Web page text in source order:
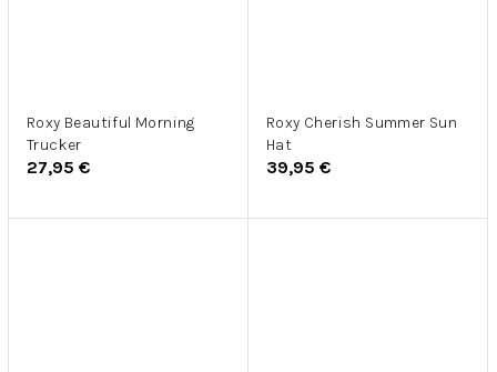
Roxy Beautiful Morning
Trucker
27,95 €
Roxy Cherish Summer Sun
Hat
39,95 €